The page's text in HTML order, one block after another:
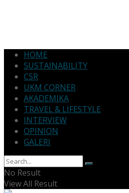
HOME
SUSTAINABILITY
CSR
UKM CORNER
AKADEMIKA
TRAVEL & LIFESTYLE
INTERVIEW
OPINION
GALERI
No Result
View All Result